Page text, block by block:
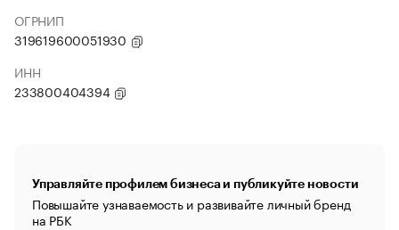
ОГРНИП
319619600051930
ИНН
233800404394
Управляйте профилем бизнеса и публикуйте новости
Повышайте узнаваемость и развивайте личный бренд
на РБК